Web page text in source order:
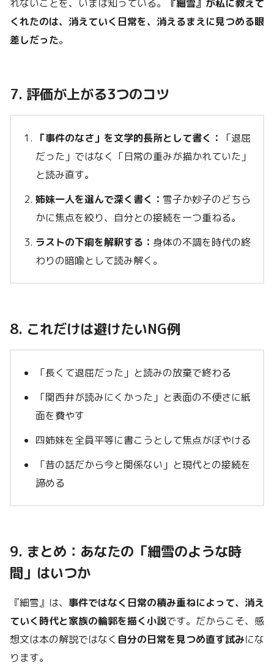
れないことを、いまは知っている。
『細雪』が私に教えて
くれたのは、消えていく日常を、消えるまえに見つめる眼
差しだった。
7. 評価が上がる3つのコツ
「事件のなさ」を文学的長所として書く：
「退屈
だった」ではなく「日常の重みが描かれていた」
と読み直す。
姉妹一人を選んで深く書く： 雪子か妙子のどちら
かに焦点を絞り、自分との接続を一つ重ねる。
ラストの下痢を解釈する： 身体の不調を時代の終
わりの暗喩として読み解く。
8. これだけは避けたいNG例
「長くて退屈だった」と読みの放棄で終わる
「関西弁が読みにくかった」と表面の不便さに紙
面を費やす
四姉妹を全員平等に書こうとして焦点がぼやける
「昔の話だから今と関係ない」と現代との接続を
諦める
9. まとめ：あなたの「細雪のような時
間」はいつか
『細雪』は、 事件ではなく日常の積み重ねによって、消え
ていく時代と家族の輪郭を描く小説です。だからこそ、感
想文は本の解説ではなく 自分の日常を見つめ直す試みにな
ります。